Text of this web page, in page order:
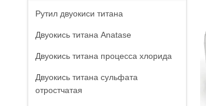
Рутил двуокиси титана
Двуокись титана Anatase
Двуокись титана процесса хлорида
Двуокись титана сульфата
отростчатая